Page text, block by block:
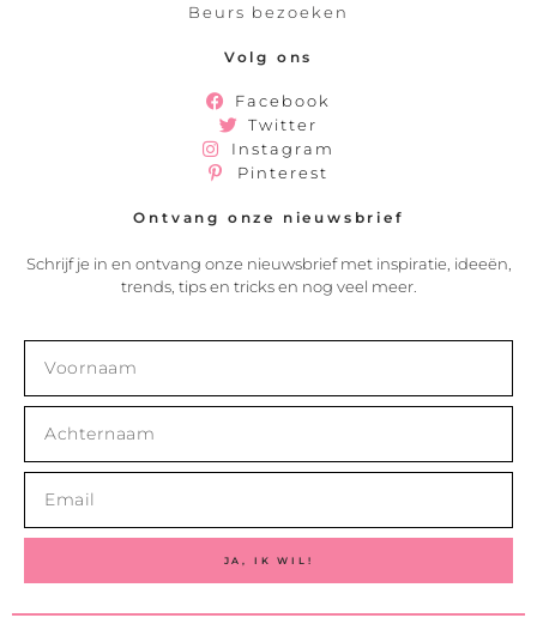
Beurs bezoeken
Volg ons
Facebook
Twitter
Instagram
Pinterest
Ontvang onze nieuwsbrief
Schrijf je in en ontvang onze nieuwsbrief met inspiratie, ideeën,
trends, tips en tricks en nog veel meer.
JA, IK WIL!